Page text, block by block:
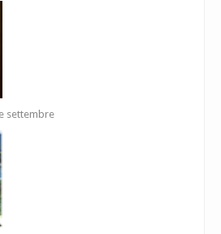
settembre